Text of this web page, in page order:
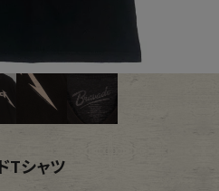
Outer
テゴリーから探す
Tシャツ